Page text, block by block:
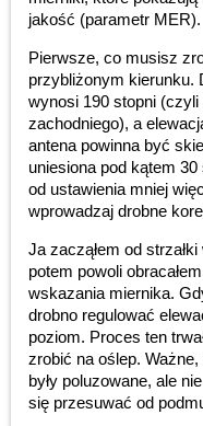
jakość (parametr MER).
Pierwsze, co musisz
przybliżonym kierunku.
wynosi 190 stopni (czyli
zachodniego), a
antena powinna być
uniesiona pod kątem
od ustawienia mniej
wprowadzaj drobne
Ja zacząłem od
potem powoli
wskazania miernika.
drobno regulować
poziom. Proces ten
zrobić na oślep.
były poluzowane, ale
się przesuwać od